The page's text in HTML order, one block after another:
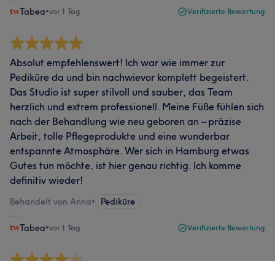
Tabea•vor 1 Tag Verifizierte Bewertung
Absolut empfehlenswert! Ich war wie immer zur
Pediküre da und bin nachwievor komplett begeistert.
Das Studio ist super stilvoll und sauber, das Team
herzlich und extrem professionell. Meine Füße fühlen sich
nach der Behandlung wie neu geboren an – präzise
Arbeit, tolle Pflegeprodukte und eine wunderbar
entspannte Atmosphäre. Wer sich in Hamburg etwas
Gutes tun möchte, ist hier genau richtig. Ich komme
definitiv wieder!
Behandelt von Anna• Pediküre
Tabea•vor 1 Tag Verifizierte Bewertung